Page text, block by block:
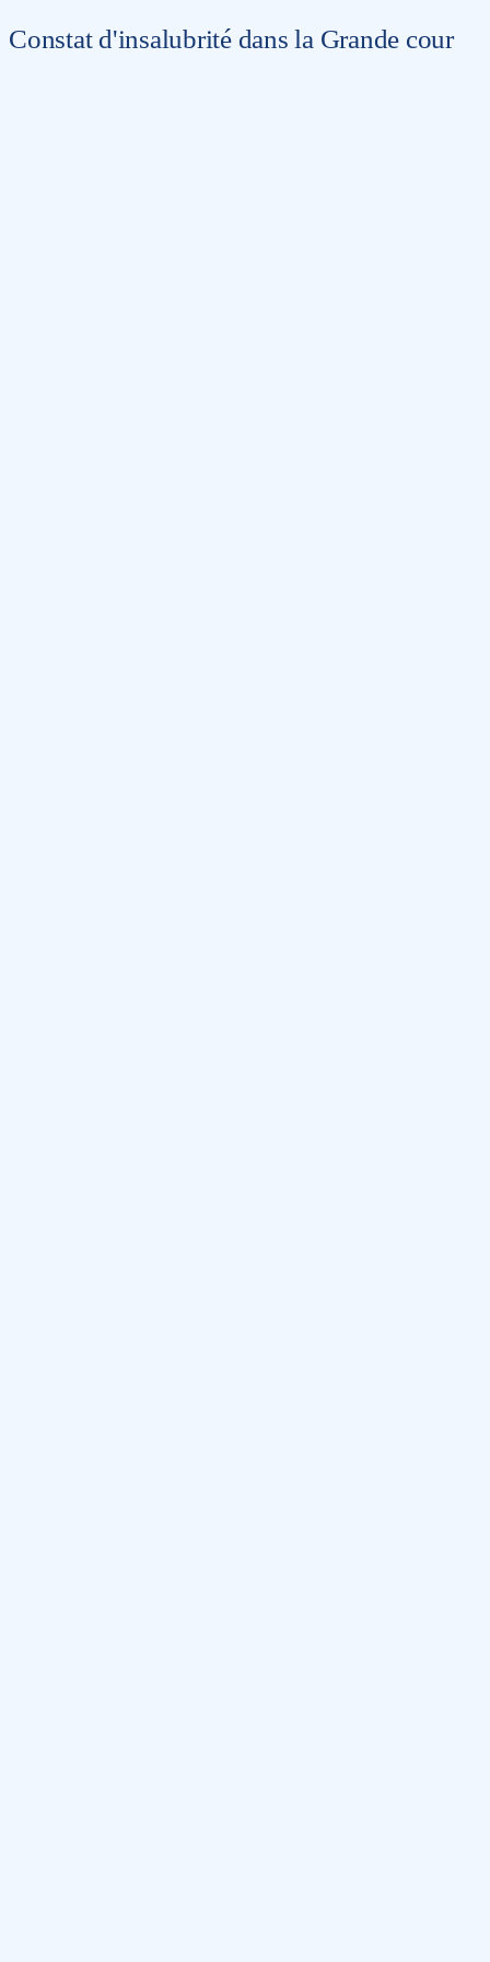
Constat d'insalubrité dans la Grande cour